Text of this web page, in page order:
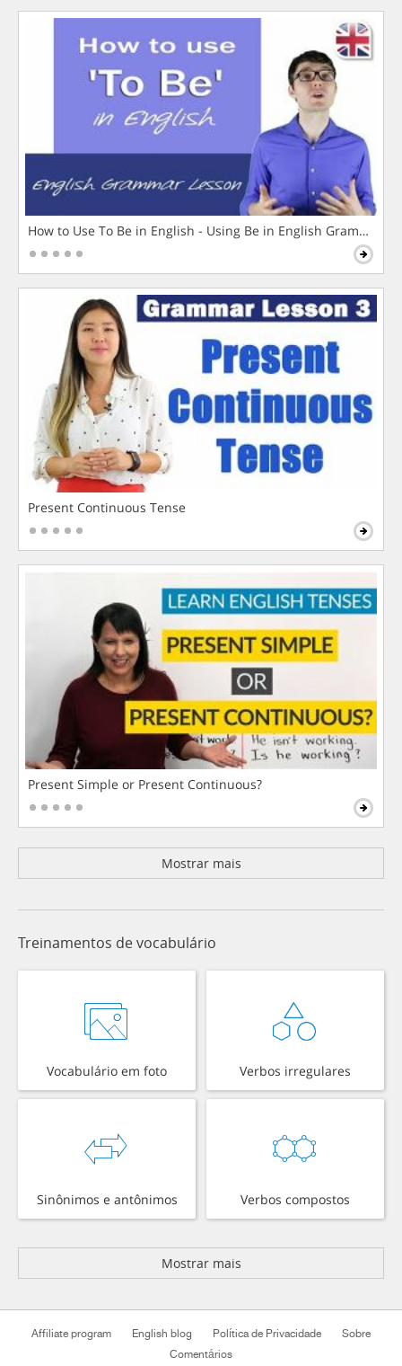
How to Use To Be in English - Using Be in English Grammar
Present Continuous Tense
Present Simple or Present Continuous?
Mostrar mais
Treinamentos de vocabulário
Vocabulário em foto Verbos irregulares
Sinônimos e antônimos Verbos compostos
Mostrar mais
Affiliate program English blog Política de Privacidade
Sobre
Comentários